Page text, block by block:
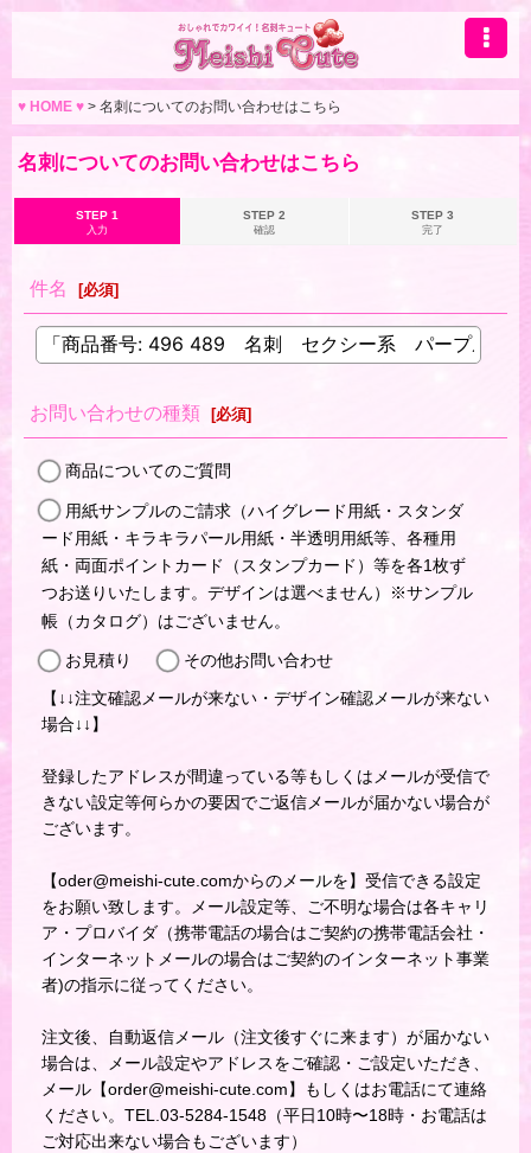
♥ HOME ♥ > 名刺についてのお問い合わせはこちら
名刺についてのお問い合わせはこちら
STEP 1
入力
STEP 2
確認
STEP 3
完了
件名 [必須]
お問い合わせの種類 [必須]
商品についてのご質問
用紙サンプルのご請求（ハイグレード用紙・スタンダ
ード用紙・キラキラパール用紙・半透明用紙等、各種用
紙・両面ポイントカード（スタンプカード）等を各1枚ず
つお送りいたします。デザインは選べません）※サンプル
帳（カタログ）はございません。
お見積り
その他お問い合わせ
【↓↓注文確認メールが来ない・デザイン確認メールが来ない
場合↓↓】
登録したアドレスが間違っている等もしくはメールが受信で
きない設定等何らかの要因でご返信メールが届かない場合が
ございます。
【oder@meishi-cute.comからのメールを】受信できる設定
をお願い致します。メール設定等、ご不明な場合は各キャリ
ア・プロバイダ（携帯電話の場合はご契約の携帯電話会社・
インターネットメールの場合はご契約のインターネット事業
者)の指示に従ってください。
注文後、自動返信メール（注文後すぐに来ます）が届かない
場合は、メール設定やアドレスをご確認・ご設定いただき、
メール【order@meishi-cute.com】もしくはお電話にて連絡
ください。TEL.03-5284-1548（平日10時〜18時・お電話は
ご対応出来ない場合もございます）